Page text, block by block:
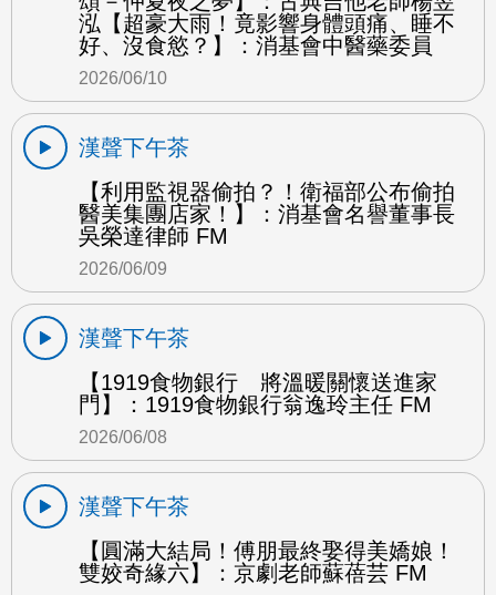
泓【超豪大雨！竟影響身體頭痛、睡不
好、沒食慾？】：消基會中醫藥委員
2026/06/10
漢聲下午茶
【利用監視器偷拍？！衛福部公布偷拍
醫美集團店家！】：消基會名譽董事長
吳榮達律師 FM
2026/06/09
漢聲下午茶
【1919食物銀行 將溫暖關懷送進家
門】：1919食物銀行翁逸玲主任 FM
2026/06/08
漢聲下午茶
【圓滿大結局！傅朋最終娶得美嬌娘！
雙姣奇緣六】：京劇老師蘇蓓芸 FM